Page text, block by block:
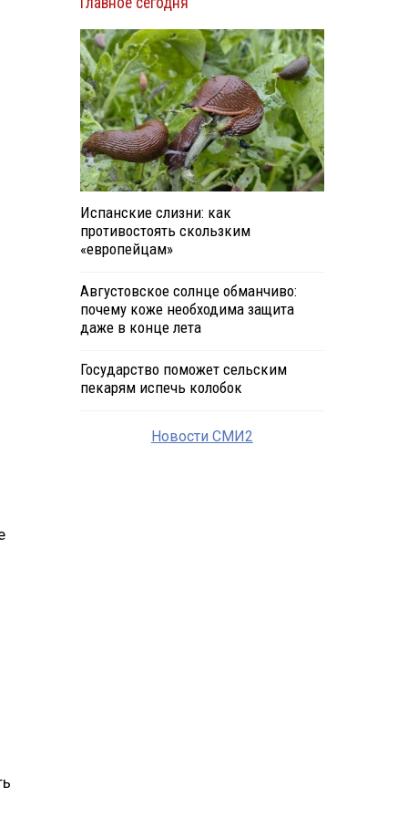
Испанские слизни: как
противостоять скользким
«европейцам»
Августовское солнце обманчиво:
почему коже необходима защита
даже в конце лета
Государство поможет сельским
пекарям испечь колобок
Новости СМИ2